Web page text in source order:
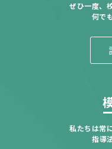
ぜひ一度、
何で
私たちは常
指導